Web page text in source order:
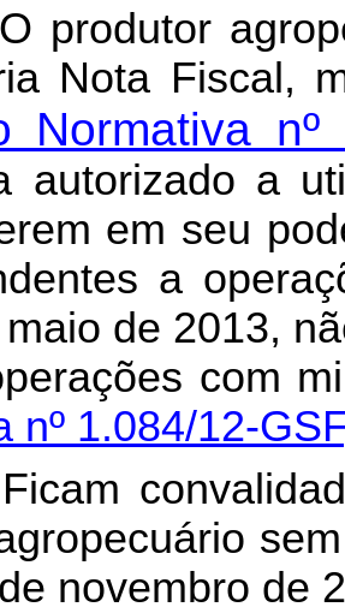
produtor
Nota Fiscal,
Normativa nº
autorizado a
em seu
a
de 2013,
com
nº 1.084/12-GSF
novembro de